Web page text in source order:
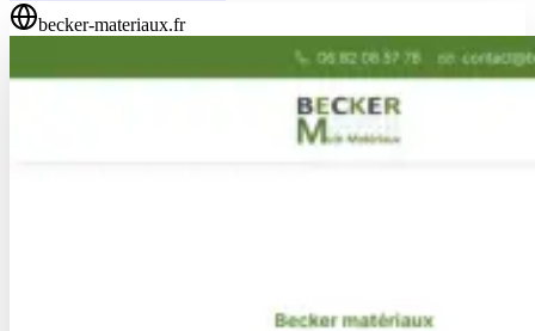
becker-materiaux.fr